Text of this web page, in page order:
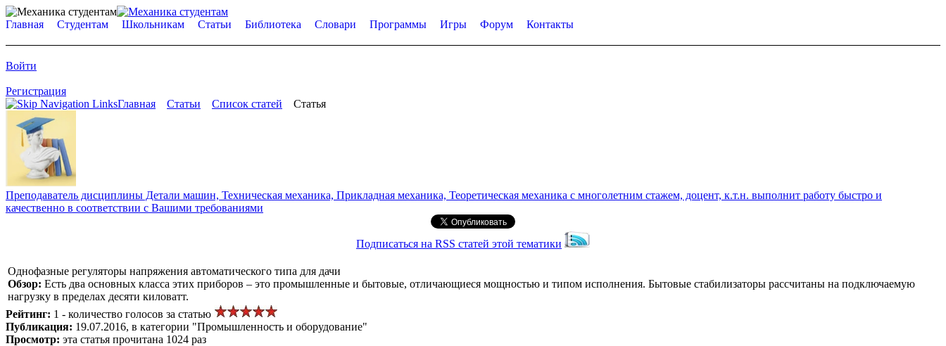
Главная Студентам Школьникам Статьи Библиотека Словари Программы Игры Форум Контакты
Войти
Регистрация
Главная
Статьи Список статей Статья
Преподаватель дисциплины Детали машин, Техническая механика, Прикладная механика, Теоретическая механика с многолетним стажем, доцент, к.т.н. выполнит работу быстро и
качественно в соответствии с Вашими требованиями
Подписаться на RSS статей этой тематики
Однофазные регуляторы напряжения автоматического типа для дачи
Обзор: Есть два основных класса этих приборов – это промышленные и бытовые, отличающиеся мощностью и типом исполнения. Бытовые стабилизаторы рассчитаны на подключаемую
нагрузку в пределах десяти киловатт.
Рейтинг: 1 - количество голосов за статью
Публикация: 19.07.2016, в категории "Промышленность и оборудование"
Просмотр: эта статья прочитана 1024 раз